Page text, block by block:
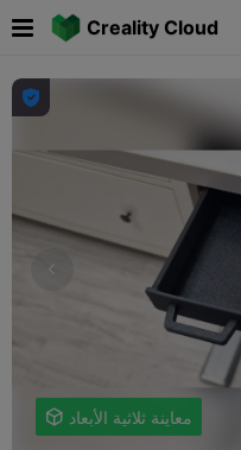
Creality Cloud

 معاينة ثلاثية الأبعاد